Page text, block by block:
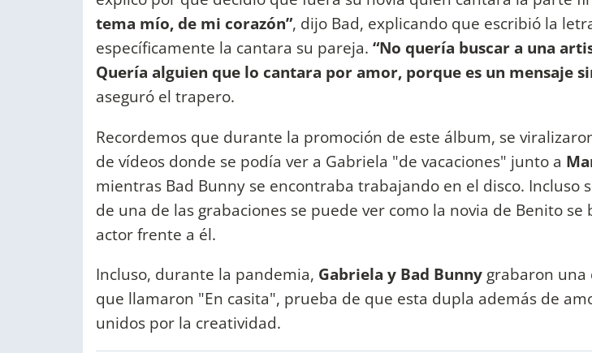
tema mío, de mi corazón”, dijo Bad, explicando que escribió la
específicamente la cantara su pareja. “No quería buscar a una
Quería alguien que lo cantara por amor, porque es un mensaje
aseguró el trapero.
Recordemos que durante la promoción de este álbum, se
de vídeos donde se podía ver a Gabriela "de vacaciones" junto a
mientras Bad Bunny se encontraba trabajando en el disco. Incluso
de una de las grabaciones se puede ver como la novia de Benito se
actor frente a él.
Incluso, durante la pandemia, Gabriela y Bad Bunny grabaron una
que llamaron "En casita", prueba de que esta dupla además de
unidos por la creatividad.